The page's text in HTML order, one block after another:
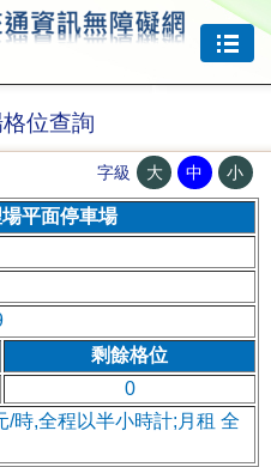
位查詢
字級 大 中 小
平面停車場
剩餘格位
0
時,全程以半小時計;月租 全